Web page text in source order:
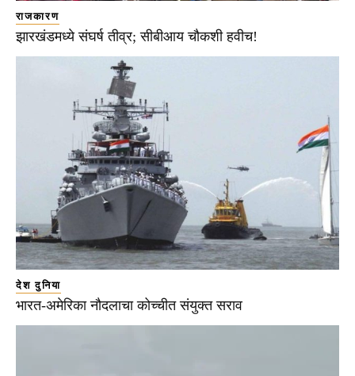
राजकारण
झारखंडमध्ये संघर्ष तीव्र; सीबीआय चौकशी हवीच!
देश दुनिया
भारत-अमेरिका नौदलाचा कोच्चीत संयुक्त सराव